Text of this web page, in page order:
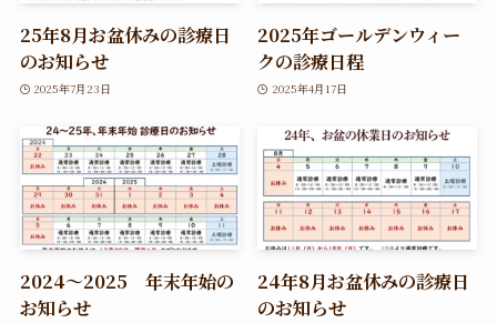
25年8月お盆休みの診療日
のお知らせ
2025年7月23日
2025年ゴールデンウィー
クの診療日程
2025年4月17日
2024～2025 年末年始の
お知らせ
24年8月お盆休みの診療日
のお知らせ